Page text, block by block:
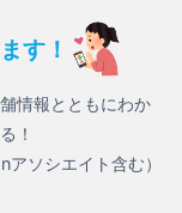
す！
情報とともにわか
！
ソシエイト含む）